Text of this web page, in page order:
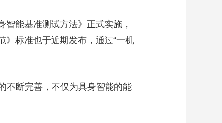
体育 亚冬会
能基准测试方法》正式实施，
》标准也于近期发布，通过“一机
断完善，不仅为具身智能的能